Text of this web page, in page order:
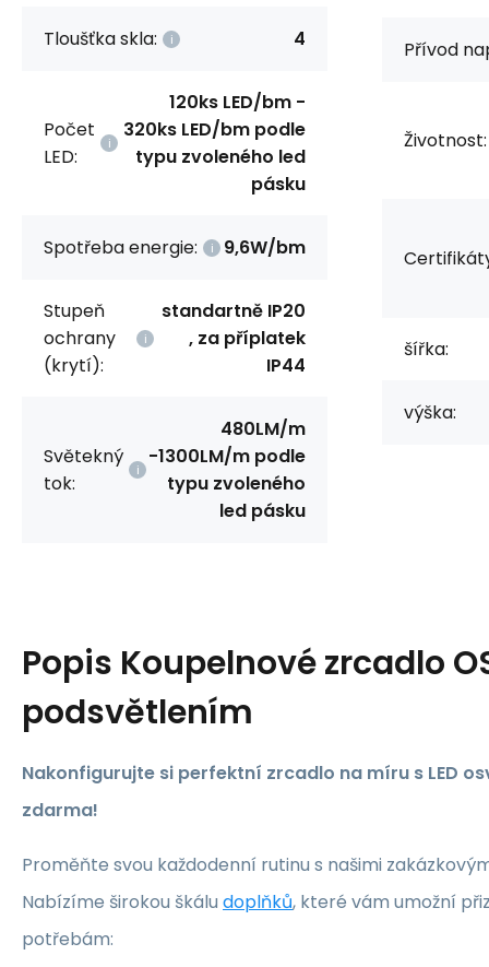
Tloušťka skla: 4
Počet
LED:
120ks LED/bm -
320ks LED/bm podle
typu zvoleného led
pásku
Spotřeba energie: 9,6W/bm
Stupeň
ochrany
(krytí):
standartně IP20
, za příplatek
IP44
Světekný
tok:
480LM/m
-1300LM/m podle
typu zvoleného
led pásku
Přívod
Životnost:
šířka:
výška:
Popis Koupelnové zrcadlo
podsvětlením
Nakonfigurujte si perfektní zrcadlo na míru s LED
zdarma!
Proměňte svou každodenní rutinu s našimi
Nabízíme širokou škálu doplňků, které vám umožní
potřebám: